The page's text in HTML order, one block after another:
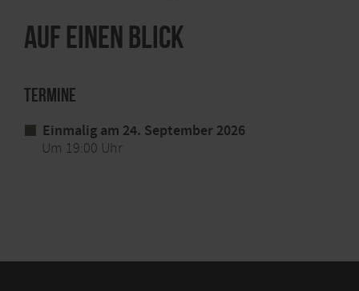
Langenhecke 4
Info-Tel.: 0651. 9790777
Auf einen Blick
Termine
Einmalig am 24. September 2026
Um 19:00 Uhr